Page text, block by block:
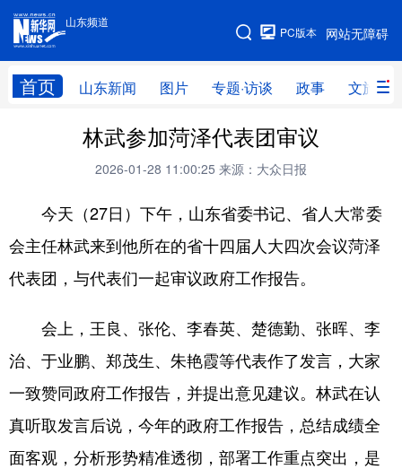
山东频道
网站无障碍
PC版本
首页 山东新闻 图片 专题·访谈 政事 文旅
手机版
网站地图
学习进行时 高层 时政
财经 网评
台湾 思客智库 全球连线 教育
科技 科普 体育 文化
健康 军事 访谈
图片 中央文件 金融 汽车
食品 人居 信息化 乡村振兴
溯源中国 城市 旅游 能源
会展 彩票 娱乐 时尚
林武参加菏泽代表团审议
2026-01-28 11:00:25 来源：大众日报
今天（27日）下午，山东省委书记、省人大常委
会主任林武来到他所在的省十四届人大四次会议菏泽
代表团，与代表们一起审议政府工作报告。
会上，王良、张伦、李春英、楚德勤、张晖、李
治、于业鹏、郑茂生、朱艳霞等代表作了发言，大家
一致赞同政府工作报告，并提出意见建议。林武在认
真听取发言后说，今年的政府工作报告，总结成绩全
面客观，分析形势精准透彻，部署工作重点突出，是